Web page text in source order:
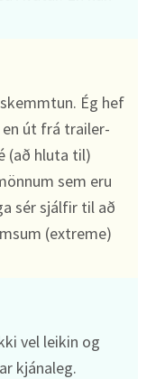
Ég hef
en út frá trailer-
(að hluta til)
sem eru
sér sjálfir til að
(extreme)
vel leikin og
kjánaleg.